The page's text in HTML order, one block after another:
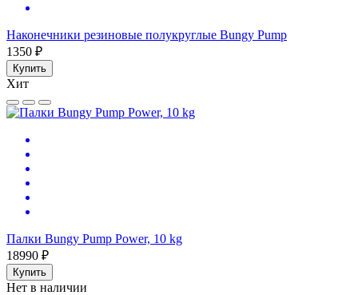
Наконечники резиновые полукруглые Bungy Pump
1350 ₽
Купить
Хит
Палки Bungy Pump Power, 10 kg
18990 ₽
Купить
Нет в наличии